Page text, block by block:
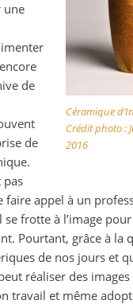
Céramique
Crédit photo :
2016
une
de
de
pas
faire appel à un
frotte à l’image
Pourtant, grâce à la
de nos jours et
réaliser des
travail et même